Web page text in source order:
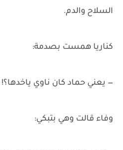
السلاح والدم.
كناريا همست بصدمة:
— يعني حماد كان ناوي ياخدها؟!
وفاء قالت وهي بتبكي: